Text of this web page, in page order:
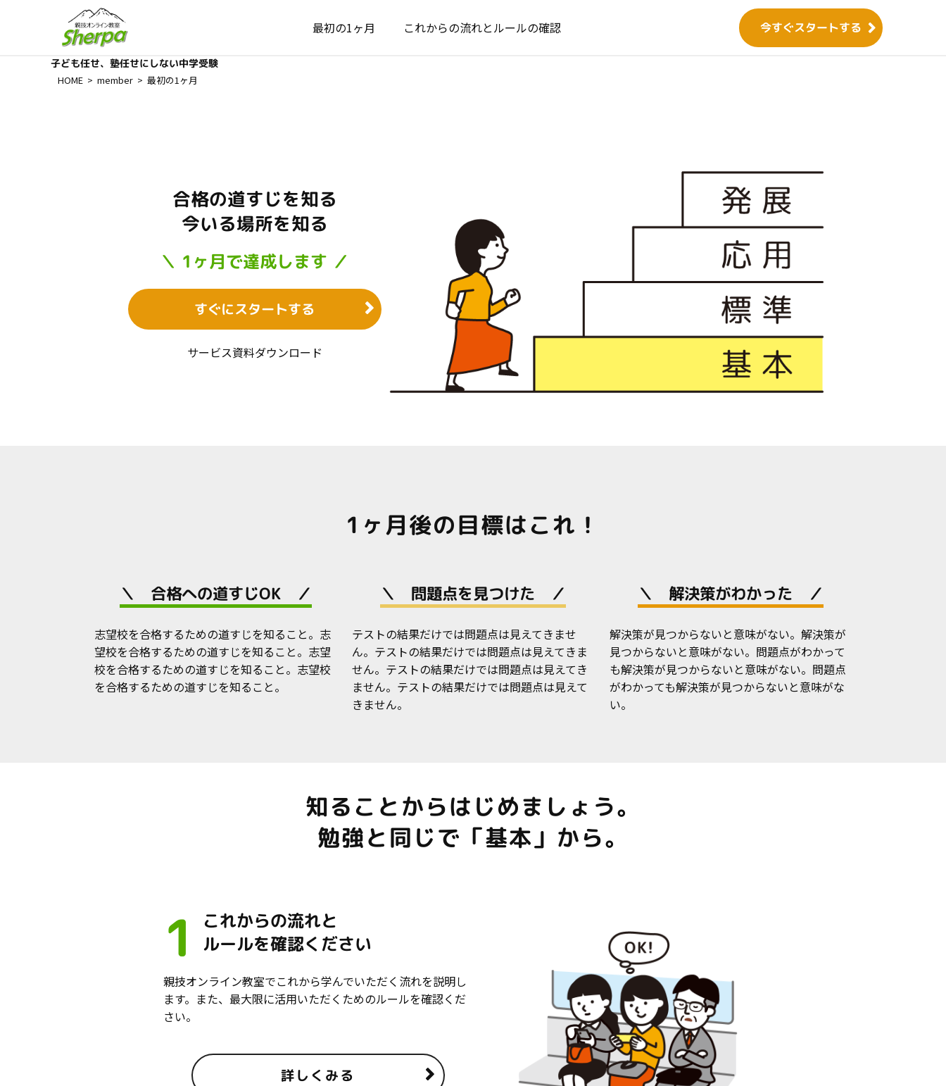
最初の1ヶ月 これからの流れとルールの確認 今すぐスタートする
子ども任せ、塾任せにしない中学受験
HOME > member > 最初の1ヶ月
合格の道すじを知る
今いる場所を知る
＼ 1ヶ月で達成します ／
すぐにスタートする
サービス資料ダウンロード
1ヶ月後の目標はこれ！
＼ 合格への道すじOK ／
志望校を合格するための道すじを知ること。志
望校を合格するための道すじを知ること。志望
校を合格するための道すじを知ること。志望校
を合格するための道すじを知ること。
＼ 問題点を見つけた ／
テストの結果だけでは問題点は見えてきませ
ん。テストの結果だけでは問題点は見えてきま
せん。テストの結果だけでは問題点は見えてき
ません。テストの結果だけでは問題点は見えて
きません。
＼ 解決策がわかった ／
解決策が見つからないと意味がない。解決策が
見つからないと意味がない。問題点がわかって
も解決策が見つからないと意味がない。問題点
がわかっても解決策が見つからないと意味がな
い。
知ることからはじめましょう。
勉強と同じで「基本」から。
1 これからの流れと
ルールを確認ください
親技オンライン教室でこれから学んでいただく流れを説明し
ます。また、最大限に活用いただくためのルールを確認くだ
さい。
詳しくみる